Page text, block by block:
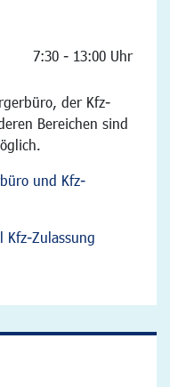
7:30 - 13:00 Uhr
der Kfz-
Bereichen sind
und Kfz-
Kfz-Zulassung